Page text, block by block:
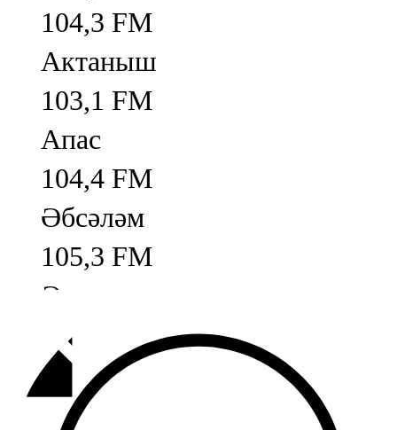
104,3 FM
Актаныш
103,1 FM
Апас
104,4 FM
Әбсәләм
105,3 FM
Әлмәт
92,9 FM
Базарлы матак
107,1 FM